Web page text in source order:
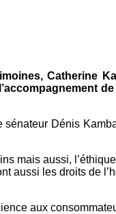
Catherine
Dénis
mais aussi,
aussi les droits de
aux